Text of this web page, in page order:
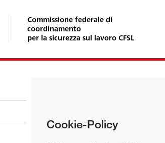
Commissione federale di
coordinamento
per la sicurezza sul lavoro CFSL
Cookie-Policy